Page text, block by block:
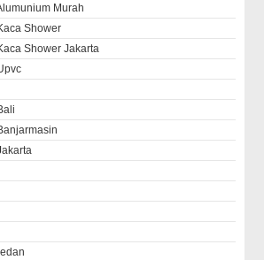
Murah
Shower
Shower Jakarta